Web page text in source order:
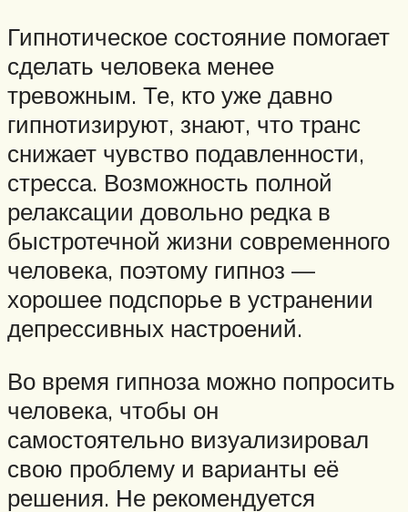
Гипнотическое состояние помогает
сделать человека менее
тревожным. Те, кто уже давно
гипнотизируют, знают, что транс
снижает чувство подавленности,
стресса. Возможность полной
релаксации довольно редка в
быстротечной жизни современного
человека, поэтому гипноз —
хорошее подспорье в устранении
депрессивных настроений.
Во время гипноза можно попросить
человека, чтобы он
самостоятельно визуализировал
свою проблему и варианты её
решения. Не рекомендуется